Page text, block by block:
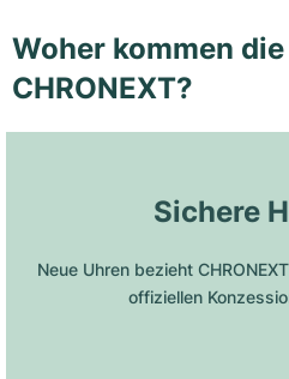
Woher kommen
CHRONEXT?
Sichere
Neue Uhren bezieht
offiziellen